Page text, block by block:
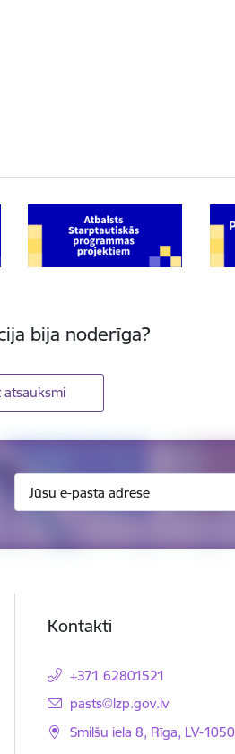
bija noderīga?
atsauksmi
Kontakti
+371 62801521
E-pasts:
pasts@lzp.gov.lv
Smilšu iela 8, Rīga, LV-1050